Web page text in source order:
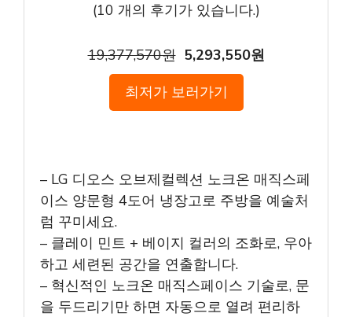
(10 개의 후기가 있습니다.)
19,377,570원 5,293,550원
최저가 보러가기
– LG 디오스 오브제컬렉션 노크온 매직스페
이스 양문형 4도어 냉장고로 주방을 예술처
럼 꾸미세요.
– 클레이 민트 + 베이지 컬러의 조화로, 우아
하고 세련된 공간을 연출합니다.
– 혁신적인 노크온 매직스페이스 기술로, 문
을 두드리기만 하면 자동으로 열려 편리하